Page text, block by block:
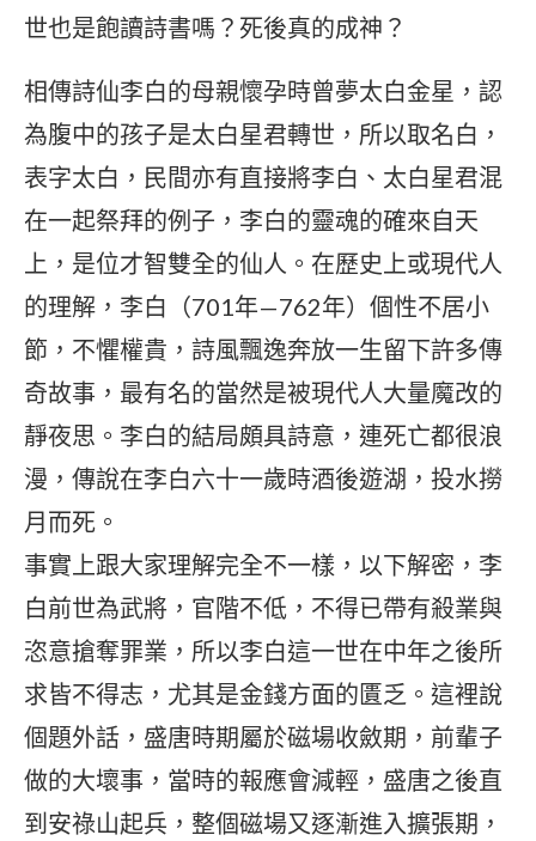
世也是飽讀詩書嗎？死後真的成神？
相傳詩仙李白的母親懷孕時曾夢太白金星，認
為腹中的孩子是太白星君轉世，所以取名白，
表字太白，民間亦有直接將李白、太白星君混
在一起祭拜的例子，李白的靈魂的確來自天
上，是位才智雙全的仙人。在歷史上或現代人
的理解，李白（701年—762年）個性不居小
節，不懼權貴，詩風飄逸奔放一生留下許多傳
奇故事，最有名的當然是被現代人大量魔改的
靜夜思。李白的結局頗具詩意，連死亡都很浪
漫，傳說在李白六十一歲時酒後遊湖，投水撈
月而死。
事實上跟大家理解完全不一樣，以下解密，李
白前世為武將，官階不低，不得已帶有殺業與
恣意搶奪罪業，所以李白這一世在中年之後所
求皆不得志，尤其是金錢方面的匱乏。這裡說
個題外話，盛唐時期屬於磁場收斂期，前輩子
做的大壞事，當時的報應會減輕，盛唐之後直
到安祿山起兵，整個磁場又逐漸進入擴張期，